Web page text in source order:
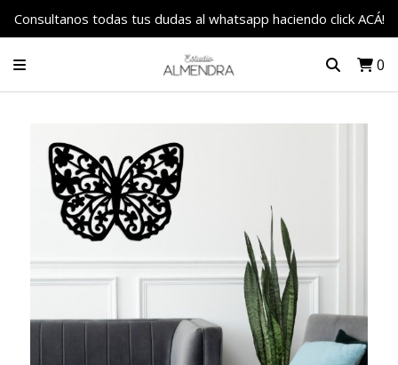
Consultanos todas tus dudas al whatsapp haciendo click ACÁ!
0